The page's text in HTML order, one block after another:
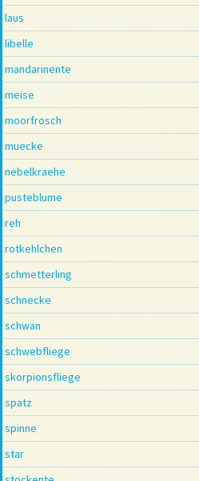
laus
libelle
mandarinente
meise
moorfrosch
muecke
nebelkraehe
pusteblume
reh
rotkehlchen
schmetterling
schnecke
schwan
schwebfliege
skorpionsfliege
spatz
spinne
star